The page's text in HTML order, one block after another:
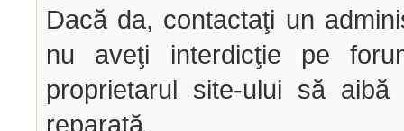
Dacă da, contactaţi un
nu aveţi interdicţie pe
proprietarul site-ului să
reparată.